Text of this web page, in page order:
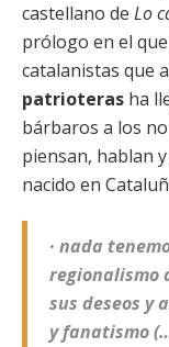
castellano de Lo
prólogo en el
catalanistas que
patrioteras ha
bárbaros a los
piensan, hablan
nacido en
· nada
regionalismo
sus deseos y
y fanatismo